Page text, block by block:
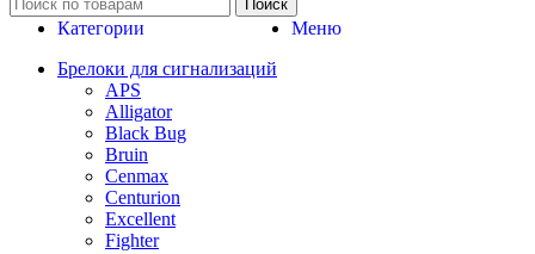
Поиск
Меню
Категории
Брелоки для сигнализаций
APS
Alligator
Black Bug
Bruin
Cenmax
Centurion
Excellent
Fighter